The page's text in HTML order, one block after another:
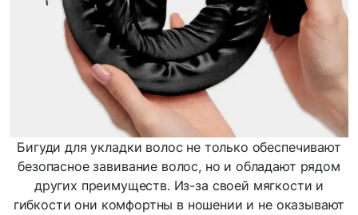
Бигуди для укладки волос не только обеспечивают
безопасное завивание волос, но и обладают рядом
других преимуществ. Из-за своей мягкости и
гибкости они комфортны в ношении и не оказывают